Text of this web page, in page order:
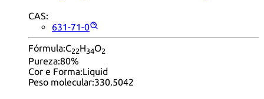
CAS:
631-71-0
Fórmula:C22H34O2
Pureza:80%
Cor e Forma:Liquid
Peso molecular:330.5042